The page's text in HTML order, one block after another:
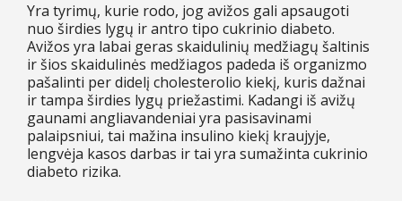
Yra tyrimų, kurie rodo, jog avižos gali apsaugoti
nuo širdies lygų ir antro tipo cukrinio diabeto.
Avižos yra labai geras skaidulinių medžiagų šaltinis
ir šios skaidulinės medžiagos padeda iš organizmo
pašalinti per didelį cholesterolio kiekį, kuris dažnai
ir tampa širdies lygų priežastimi. Kadangi iš avižų
gaunami angliavandeniai yra pasisavinami
palaipsniui, tai mažina insulino kiekį kraujyje,
lengvėja kasos darbas ir tai yra sumažinta cukrinio
diabeto rizika.